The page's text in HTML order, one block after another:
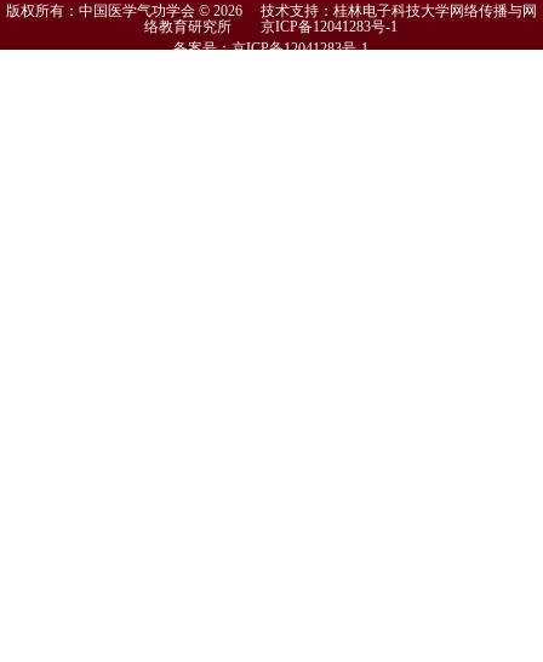
版权所有：中国医学气功学会 © 2026 技术支持：桂林电子科技大学网络传播与网
络教育研究所京ICP备12041283号-1
备案号：京ICP备12041283号-1